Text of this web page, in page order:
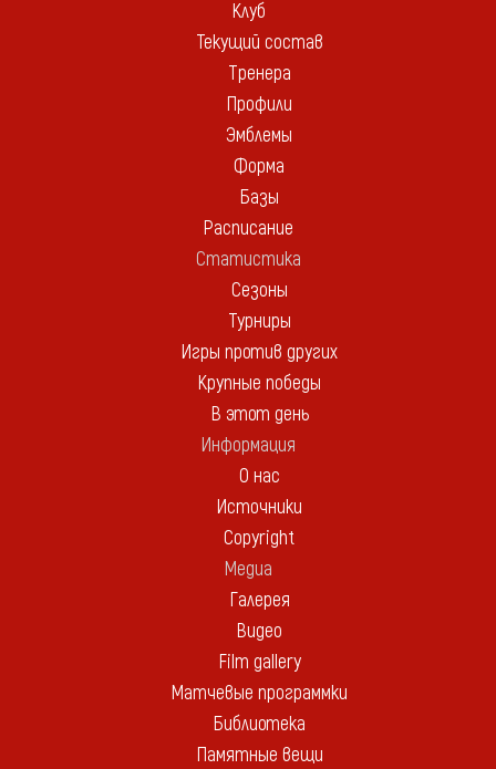
Клуб
Текущий состав
Тренера
Профили
Эмблемы
Форма
Базы
Расписание
Статистика
Сезоны
Турниры
Игры против других
Крупные победы
В этот день
Информация
О нас
Источники
Copyright
Медиа
Галерея
Видео
Film gallery
Матчевые программки
Библиотека
Памятные вещи